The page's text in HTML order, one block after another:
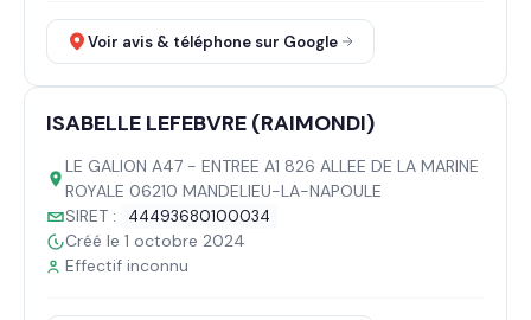
Voir avis & téléphone sur Google
ISABELLE LEFEBVRE (RAIMONDI)
LE GALION A47 - ENTREE A1 826 ALLEE DE LA MARINE
ROYALE 06210 MANDELIEU-LA-NAPOULE
SIRET :
44493680100034
Créé le 1 octobre 2024
Effectif inconnu